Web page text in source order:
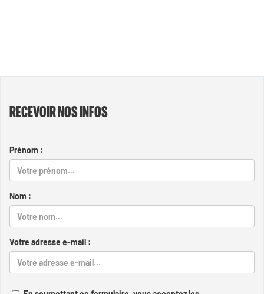
RECEVOIR NOS INFOS
Prénom :
Nom :
Votre adresse e-mail :